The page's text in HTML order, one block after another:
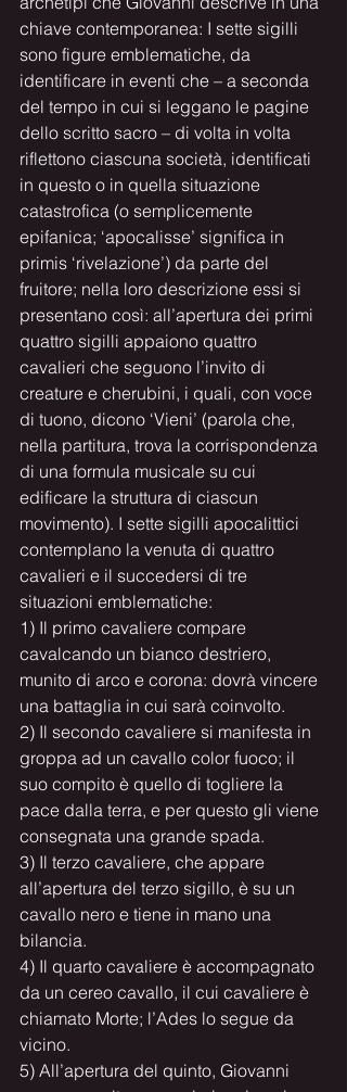
chiave contemporanea: I sette sigilli
sono figure emblematiche, da
identificare in eventi che – a seconda
del tempo in cui si leggano le pagine
dello scritto sacro – di volta in volta
riflettono ciascuna società, identificati
in questo o in quella situazione
catastrofica (o semplicemente
epifanica; ‘apocalisse’ significa in
primis ‘rivelazione’) da parte del
fruitore; nella loro descrizione essi si
presentano così: all’apertura dei primi
quattro sigilli appaiono quattro
cavalieri che seguono l’invito di
creature e cherubini, i quali, con voce
di tuono, dicono ‘Vieni’ (parola che,
nella partitura, trova la corrispondenza
di una formula musicale su cui
edificare la struttura di ciascun
movimento). I sette sigilli apocalittici
contemplano la venuta di quattro
cavalieri e il succedersi di tre
situazioni emblematiche:
1) Il primo cavaliere compare
cavalcando un bianco destriero,
munito di arco e corona: dovrà vincere
una battaglia in cui sarà coinvolto.
2) Il secondo cavaliere si manifesta in
groppa ad un cavallo color fuoco; il
suo compito è quello di togliere la
pace dalla terra, e per questo gli viene
consegnata una grande spada.
3) Il terzo cavaliere, che appare
all’apertura del terzo sigillo, è su un
cavallo nero e tiene in mano una
bilancia.
4) Il quarto cavaliere è accompagnato
da un cereo cavallo, il cui cavaliere è
chiamato Morte; l’Ades lo segue da
vicino.
5) All’apertura del quinto, Giovanni